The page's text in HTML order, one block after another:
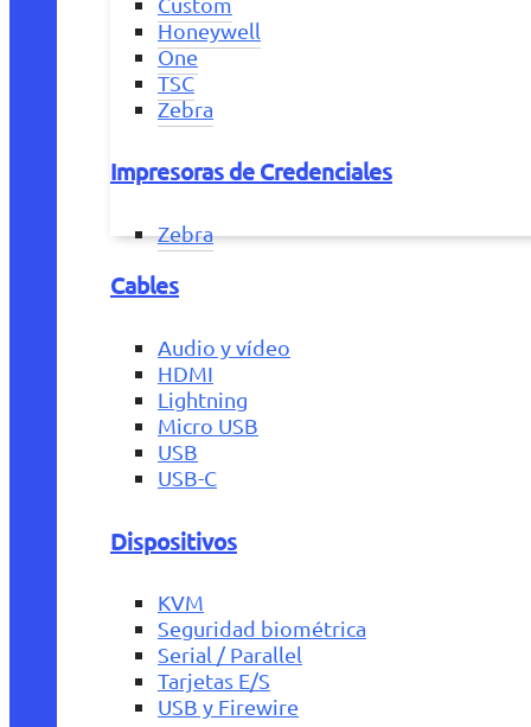
Honeywell
One
TSC
Zebra
Impresoras de Credenciales
Zebra
Cables
Audio y vídeo
HDMI
Lightning
Micro USB
USB
USB-C
Dispositivos
KVM
Seguridad biométrica
Serial / Parallel
Tarjetas E/S
USB y Firewire